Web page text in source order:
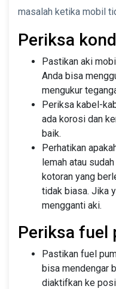
masalah ketika mobil
Periksa
Pastikan aki
Anda bisa
mengukur
Periksa kabel-
ada korosi dan
baik.
Perhatikan
lemah atau
kotoran yang
tidak biasa. Jika
mengganti aki.
Periksa fuel
Pastikan fuel
bisa mendengar
diaktifkan ke